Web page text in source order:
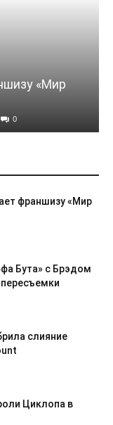
«Мир
0
франшизу «Мир
Бута» с Брэдом
слияние
Циклопа в